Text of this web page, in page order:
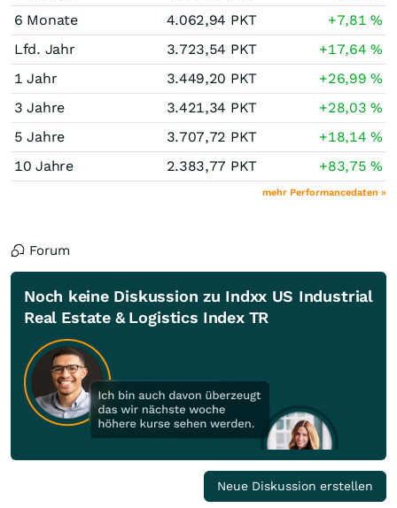
6 Monate
4.062,94 PKT +7,81%
Lfd. Jahr
3.723,54 PKT +17,64%
1 Jahr
3.449,20 PKT +26,99%
3 Jahre
3.421,34 PKT +28,03%
5 Jahre
3.707,72 PKT +18,14%
10 Jahre
2.383,77 PKT +83,75%
mehr Performancedaten »
Forum
Noch keine Diskussion zu Indxx US Industrial
Real Estate & Logistics Index TR
Neue Diskussion erstellen